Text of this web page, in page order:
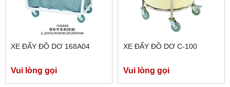
XE ĐẨY ĐỒ DƠ 168A04
Vui lòng gọi
XE ĐẨY ĐỒ DƠ C-100
Vui lòng gọi